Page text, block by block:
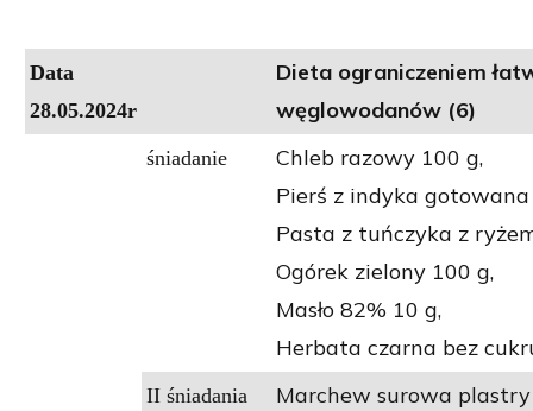
Data
28.05.2024r
Dieta ograniczeniem
węglowodanów (6)
śniadanie
Chleb razowy 100 g,
Pierś z indyka gotowana
Pasta z tuńczyka z
Ogórek zielony 100 g,
Masło 82% 10 g,
Herbata czarna bez
II śniadania Marchew surowa